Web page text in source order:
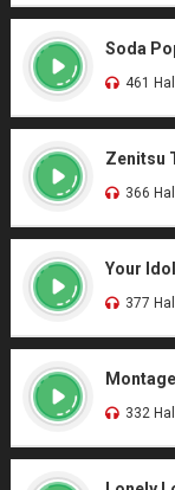
Soda
461
Zenitsu
366
377
332